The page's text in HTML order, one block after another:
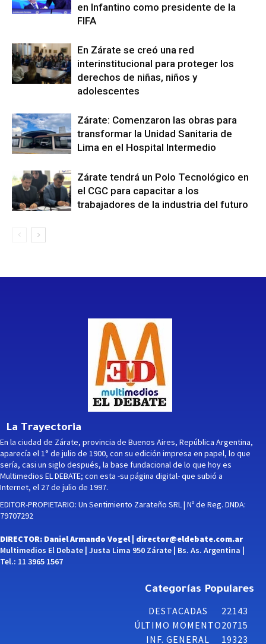
en Infantino como presidente de la
FIFA
En Zárate se creó una red
interinstitucional para proteger los
derechos de niñas, niños y
adolescentes
Zárate: Comenzaron las obras para
transformar la Unidad Sanitaria de
Lima en el Hospital Intermedio
Zárate tendrá un Polo Tecnológico en
el CGC para capacitar a los
trabajadores de la industria del futuro
La Trayectoria
En la ciudad de Zárate, provincia de Buenos Aires, República Argentina,
aparecía el 1° de julio de 1900, con su edición impresa en papel, lo que
sería, casi un siglo después, la base fundacional de lo que hoy es
Multimedios EL DEBATE; con esta -su página digital- que subió a
Internet, el 27 de julio de 1997.
EDITOR-PROPIETARIO: Un Sentimiento Zarateño SRL | Nº de Reg. DNDA:
79707292
DIRECTOR: Daniel Armando Vogel | director@eldebate.com.ar
Multimedios El Debate | Justa Lima 950 Zárate | Bs. As. Argentina |
Tel.: 11 3965 1567
Categorías Populares
DESTACADAS
22143
ÚLTIMO MOMENTO20715
INF. GENERAL
19323